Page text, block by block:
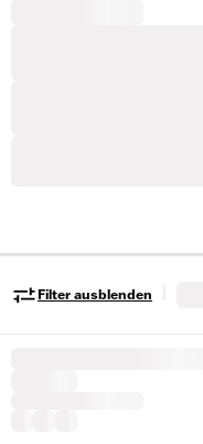
Filter ausblenden